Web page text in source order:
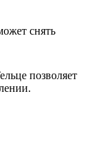
снять
позволяет